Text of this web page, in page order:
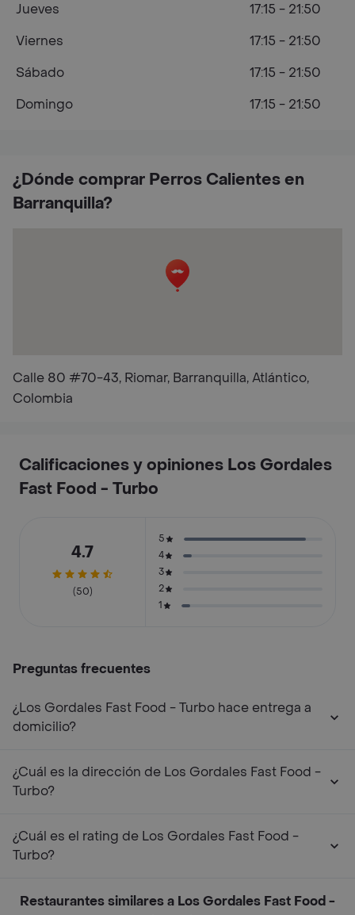
¿Dónde comprar Perros Calientes en
Barranquilla?
Calle 80 #70-43, Riomar, Barranquilla, Atlántico,
Colombia
Jueves
17:15 - 21:50
Viernes
17:15 - 21:50
Sábado
17:15 - 21:50
Domingo
17:15 - 21:50
Calificaciones y opiniones Los Gordales
Fast Food - Turbo
4.7
(50)
5
4
3
2
1
Preguntas frecuentes
¿Los Gordales Fast Food - Turbo hace entrega a
domicilio?
¿Cuál es la dirección de Los Gordales Fast Food -
Turbo?
¿Cuál es el rating de Los Gordales Fast Food -
Turbo?
Restaurantes similares a Los Gordales Fast Food -